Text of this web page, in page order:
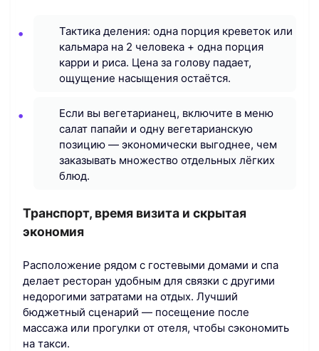
Тактика деления: одна порция креветок или
кальмара на 2 человека + одна порция
карри и риса. Цена за голову падает,
ощущение насыщения остаётся.
Если вы вегетарианец, включите в меню
салат папайи и одну вегетарианскую
позицию — экономически выгоднее, чем
заказывать множество отдельных лёгких
блюд.
Транспорт, время визита и скрытая
экономия
Расположение рядом с гостевыми домами и спа
делает ресторан удобным для связки с другими
недорогими затратами на отдых. Лучший
бюджетный сценарий — посещение после
массажа или прогулки от отеля, чтобы сэкономить
на такси.